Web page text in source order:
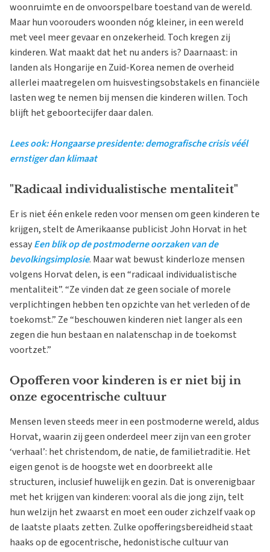
woonruimte en de onvoorspelbare toestand van de wereld.
Maar hun voorouders woonden nóg kleiner, in een wereld
met veel meer gevaar en onzekerheid. Toch kregen zij
kinderen. Wat maakt dat het nu anders is? Daarnaast: in
landen als Hongarije en Zuid-Korea nemen de overheid
allerlei maatregelen om huisvestingsobstakels en financiële
lasten weg te nemen bij mensen die kinderen willen. Toch
blijft het geboortecijfer daar dalen.
Lees ook: Hongaarse presidente: demografische crisis véél
ernstiger dan klimaat
"Radicaal individualistische mentaliteit"
Er is niet één enkele reden voor mensen om geen kinderen te
krijgen, stelt de Amerikaanse publicist John Horvat in het
essayEen blik op de postmoderne oorzaken van de
bevolkingsimplosie. Maar wat bewust kinderloze mensen
volgens Horvat delen, is een “radicaal individualistische
mentaliteit”. “Ze vinden dat ze geen sociale of morele
verplichtingen hebben ten opzichte van het verleden of de
toekomst.” Ze “beschouwen kinderen niet langer als een
zegen die hun bestaan en nalatenschap in de toekomst
voortzet.”
Opofferen voor kinderen is er niet bij in
onze egocentrische cultuur
Mensen leven steeds meer in een postmoderne wereld, aldus
Horvat, waarin zij geen onderdeel meer zijn van een groter
‘verhaal’: het christendom, de natie, de familietraditie. Het
eigen genot is de hoogste wet en doorbreekt alle
structuren, inclusief huwelijk en gezin. Dat is onverenigbaar
met het krijgen van kinderen: vooral als die jong zijn, telt
hun welzijn het zwaarst en moet een ouder zichzelf vaak op
de laatste plaats zetten. Zulke opofferingsbereidheid staat
haaks op de egocentrische, hedonistische cultuur van